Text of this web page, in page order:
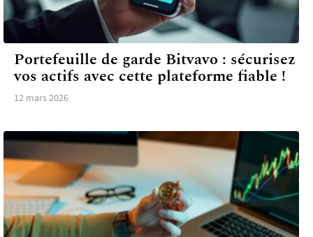
Portefeuille de garde Bitvavo : sécurisez
vos actifs avec cette plateforme fiable !
12 mars 2026